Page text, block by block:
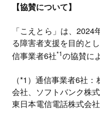
【協賛について】
「こえとら」は、
る障害者支援を目的と
信事業者6社*1の協賛に
（*1）通信事業者6社
会社、ソフトバンク株
東日本電信電話株式会